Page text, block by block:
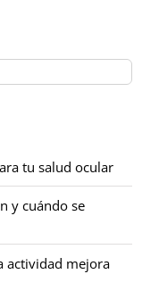
tu salud ocular
y cuándo se
actividad mejora